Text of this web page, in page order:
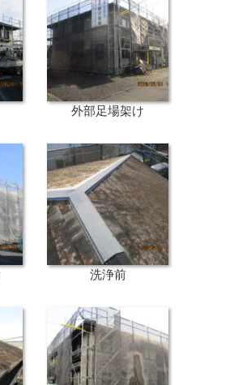
外部足場架け
洗浄前